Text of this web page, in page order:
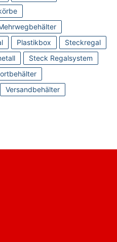
Plastikbox
Steckregal
Steck Regalsystem
Versandbehälter